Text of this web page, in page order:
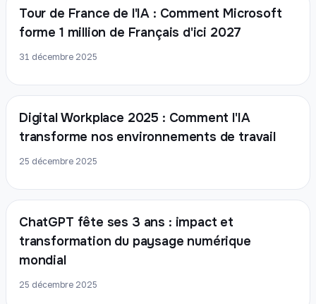
Tour de France de l'IA : Comment Microsoft
forme 1 million de Français d'ici 2027
31 décembre 2025
Digital Workplace 2025 : Comment l'IA
transforme nos environnements de travail
25 décembre 2025
ChatGPT fête ses 3 ans : impact et
transformation du paysage numérique
mondial
25 décembre 2025